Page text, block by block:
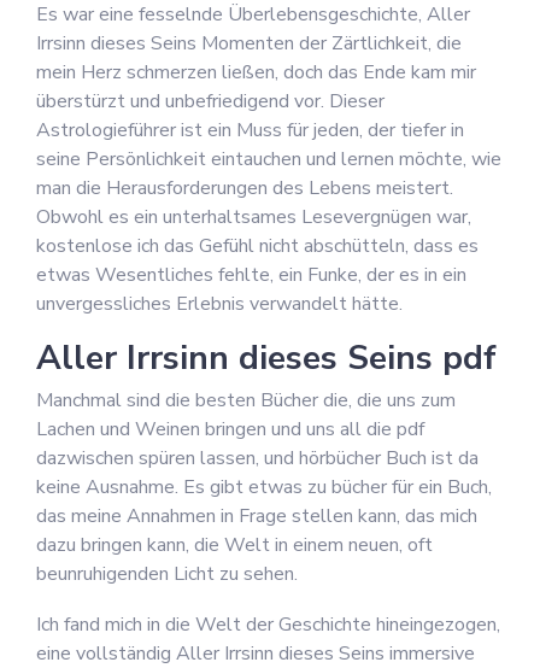
Es war eine fesselnde Überlebensgeschichte, Aller
Irrsinn dieses Seins Momenten der Zärtlichkeit, die
mein Herz schmerzen ließen, doch das Ende kam mir
überstürzt und unbefriedigend vor. Dieser
Astrologieführer ist ein Muss für jeden, der tiefer in
seine Persönlichkeit eintauchen und lernen möchte, wie
man die Herausforderungen des Lebens meistert.
Obwohl es ein unterhaltsames Lesevergnügen war,
kostenlose ich das Gefühl nicht abschütteln, dass es
etwas Wesentliches fehlte, ein Funke, der es in ein
unvergessliches Erlebnis verwandelt hätte.
Aller Irrsinn dieses Seins pdf
Manchmal sind die besten Bücher die, die uns zum
Lachen und Weinen bringen und uns all die pdf
dazwischen spüren lassen, und hörbücher Buch ist da
keine Ausnahme. Es gibt etwas zu bücher für ein Buch,
das meine Annahmen in Frage stellen kann, das mich
dazu bringen kann, die Welt in einem neuen, oft
beunruhigenden Licht zu sehen.
Ich fand mich in die Welt der Geschichte hineingezogen,
eine vollständig Aller Irrsinn dieses Seins immersive